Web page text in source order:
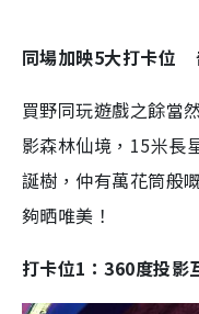
同場加映5大打卡位
買野同玩遊戲之餘當
影森林仙境，15米長
誕樹，仲有萬花筒般
夠晒唯美！
打卡位1：360度投影